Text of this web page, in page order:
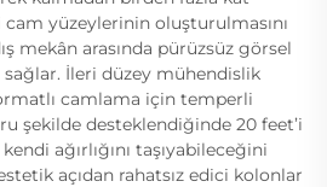
yüzeylerinin oluşturulmasını
mekân arasında pürüzsüz görsel
sağlar. İleri düzey mühendislik
camlama için temperli
şekilde desteklendiğinde 20 feet’i
ağırlığını taşıyabileceğini
açıdan rahatsız edici kolonlar